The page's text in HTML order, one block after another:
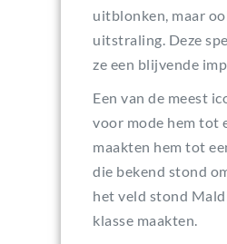
uitblonken, maar
uitstraling. Deze
ze een blijvende
Een van de meest
voor mode hem tot
maakten hem tot
die bekend stond
het veld stond
klasse maakten.